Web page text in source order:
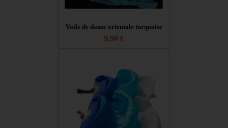
Voile de danse orientale turquoise
9,90 €